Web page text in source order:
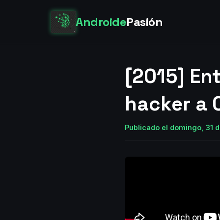
AndroidePasión
[2015]
hacker a
Publicado el domingo, 31